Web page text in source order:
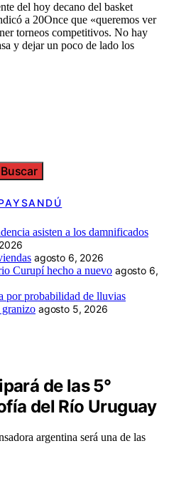
del hoy decano del basket
a 20Once que «queremos ver
torneos competitivos. No hay
y dejar un poco de lado los
Buscar
asisten a los damnificados
agosto 6, 2026
Curupí hecho a nuevo agosto 6,
por probabilidad de lluvias
granizo agosto 5, 2026
de las 5°
del Río Uruguay
argentina será una de las